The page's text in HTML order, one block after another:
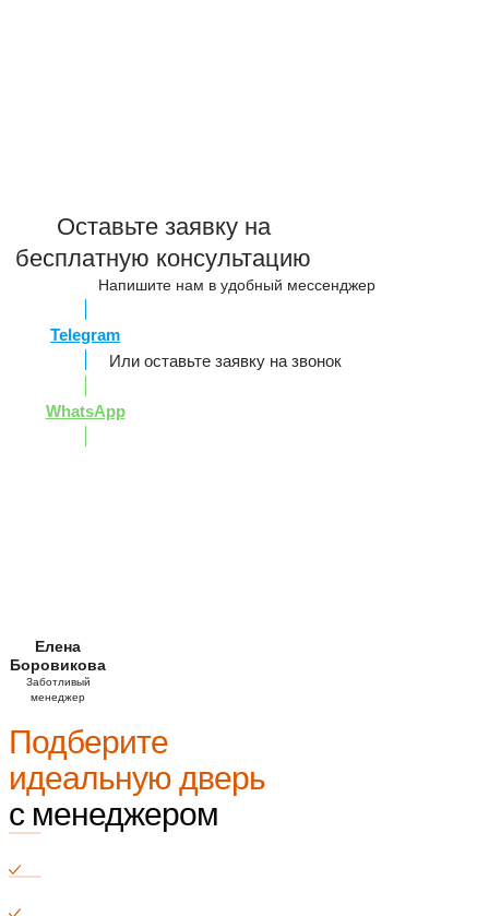
Оставьте заявку на
бесплатную консультацию
Напишите нам в удобный мессенджер
Telegram
Или оставьте заявку на звонок
WhatsApp
Елена
Боровикова
Заботливый
менеджер
Подберите
идеальную дверь
с менеджером